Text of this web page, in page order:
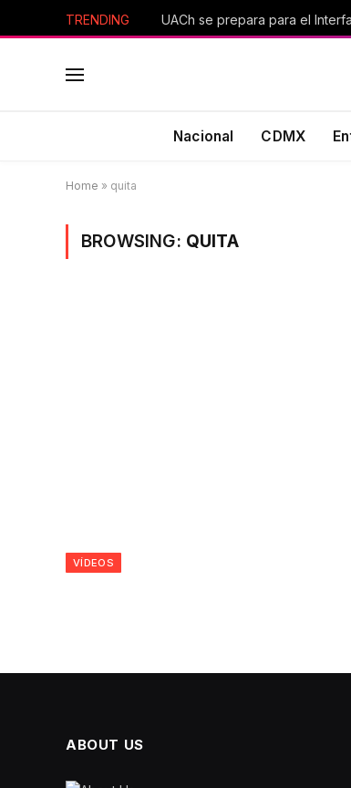
TRENDING UACh se prepara para el
Nacional CDMX
Home » quita
BROWSING: QUITA
VÍDEOS
ABOUT US